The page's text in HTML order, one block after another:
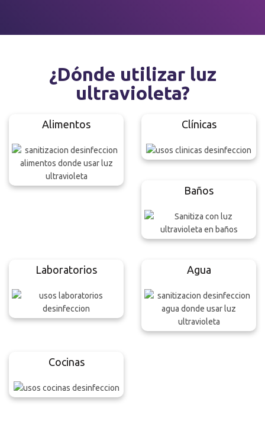
¿Dónde utilizar luz
ultravioleta?
Alimentos Clínicas
Baños
Laboratorios Agua
Cocinas